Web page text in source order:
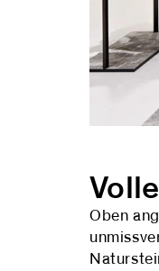
Oben